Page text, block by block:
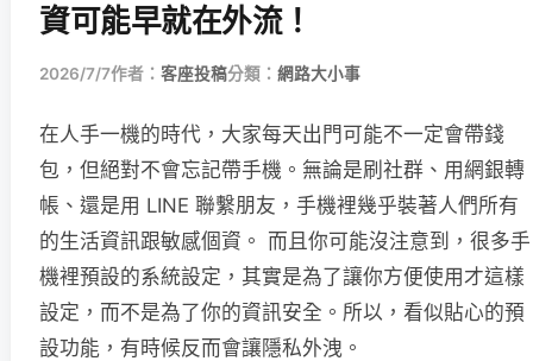
資可能早就在外流！
2026/7/7作者： 客座投稿分類： 網路大小事
在人手一機的時代，大家每天出門可能不一定會帶錢
包，但絕對不會忘記帶手機。無論是刷社群、用網銀轉
帳、還是用 LINE 聯繫朋友，手機裡幾乎裝著人們所有
的生活資訊跟敏感個資。 而且你可能沒注意到，很多手
機裡預設的系統設定，其實是為了讓你方便使用才這樣
設定，而不是為了你的資訊安全。所以，看似貼心的預
設功能，有時候反而會讓隱私外洩。